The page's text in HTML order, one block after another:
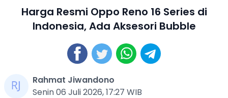
Harga Resmi Oppo Reno 16 Series di
Indonesia, Ada Aksesori Bubble
Rahmat Jiwandono
Senin 06 Juli 2026, 17:27 WIB